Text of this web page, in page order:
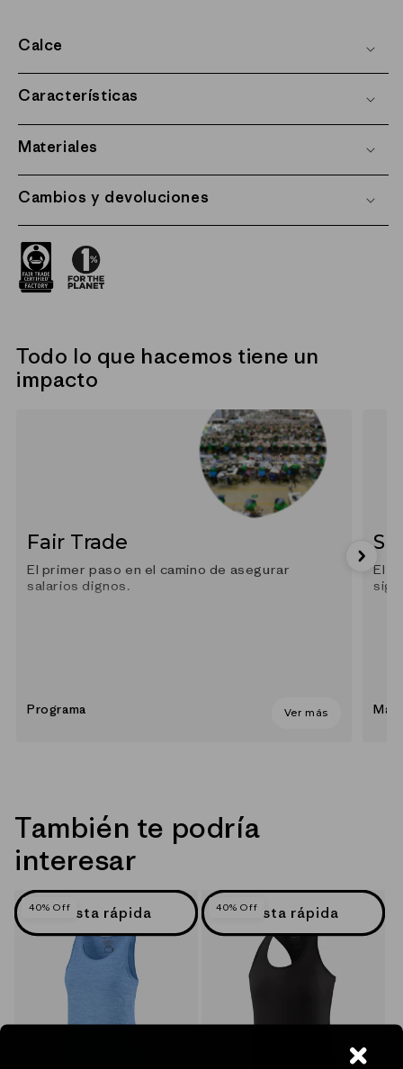
Calce
Características
Materiales
Cambios y devoluciones
Todo lo que hacemos tiene un
impacto
Fair Trade
El primer paso en el camino de asegurar
salarios dignos.
Programa Ver más
El
También te podría
interesar
40% OffVista rápida 40% OffVista rápida